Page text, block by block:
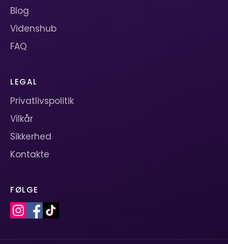
Blog
Videnshub
FAQ
LEGAL
Privatlivspolitik
Vilkår
Sikkerhed
Kontakte
FØLGE